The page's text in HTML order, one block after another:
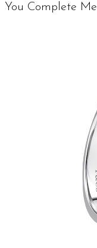
You Complete Me